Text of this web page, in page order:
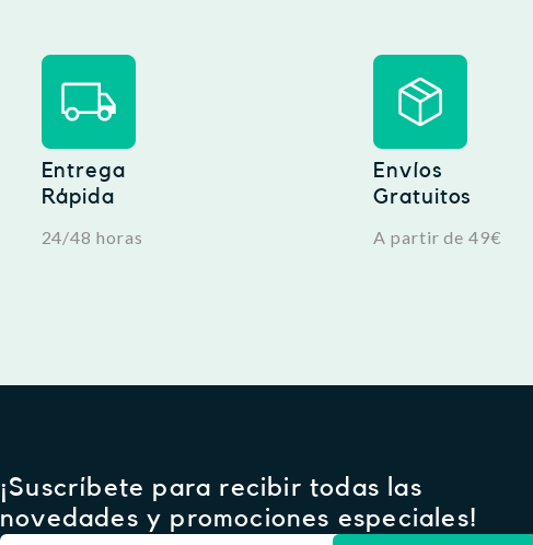
Entrega
Rápida
24/48 horas
Envíos
Gratuitos
A partir de 49€
¡Suscríbete para recibir todas las
novedades y promociones especiales!